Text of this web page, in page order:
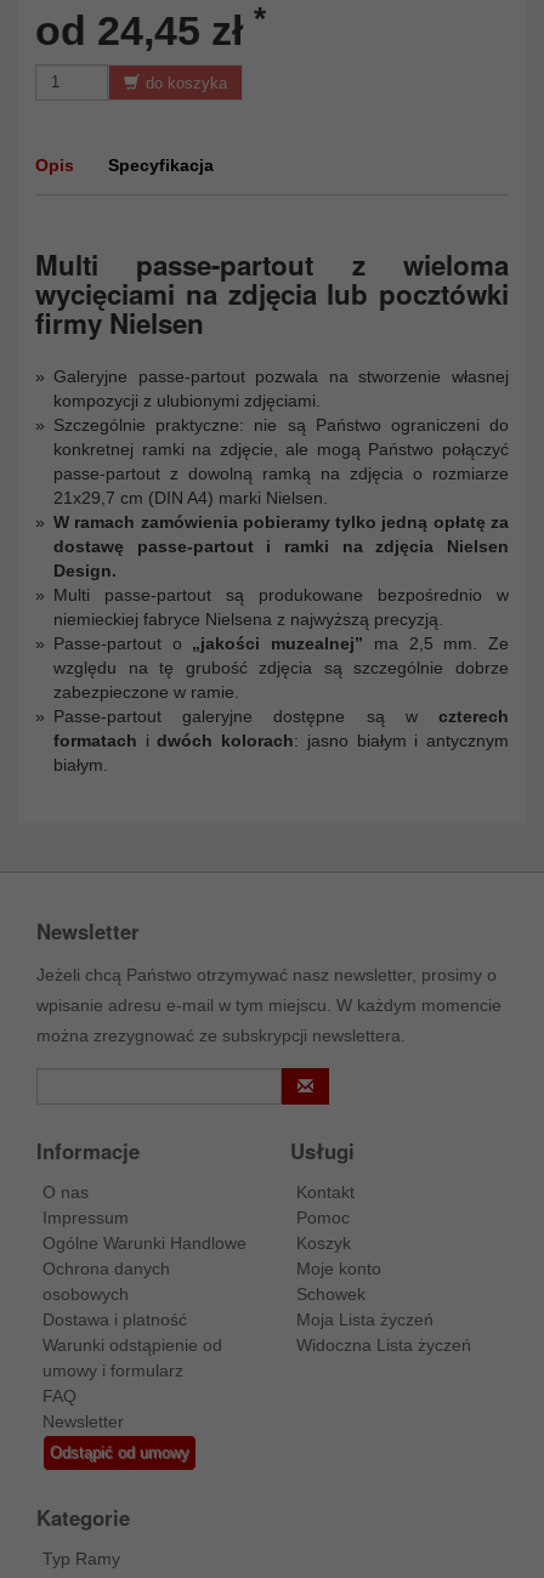
od 24,45 zł *
do koszyka
Opis Specyfikacja
Multi passe-partout z wieloma
wycięciami na zdjęcia lub pocztówki
firmy Nielsen
Galeryjne passe-partout pozwala na stworzenie własnej
kompozycji z ulubionymi zdjęciami.
Szczególnie praktyczne: nie są Państwo ograniczeni do
konkretnej ramki na zdjęcie, ale mogą Państwo połączyć
passe-partout z dowolną ramką na zdjęcia o rozmiarze
21x29,7 cm (DIN A4) marki Nielsen.
W ramach zamówienia pobieramy tylko jedną opłatę za
dostawę passe-partout i ramki na zdjęcia Nielsen
Design.
Multi passe-partout są produkowane bezpośrednio w
niemieckiej fabryce Nielsena z najwyższą precyzją.
Passe-partout o „jakości muzealnej” ma 2,5 mm. Ze
względu na tę grubość zdjęcia są szczególnie dobrze
zabezpieczone w ramie.
Passe-partout galeryjne dostępne są w czterech
formatach idwóch kolorach: jasno białym i antycznym
białym.
Newsletter
Jeżeli chcą Państwo otrzymywać nasz newsletter, prosimy o
wpisanie adresu e-mail w tym miejscu. W każdym momencie
można zrezygnować ze subskrypcji newslettera.
Informacje
O nas
Impressum
Ogólne Warunki Handlowe
Ochrona danych
osobowych
Dostawa i platność
Warunki odstąpienie od
umowy i formularz
FAQ
Newsletter
Odstąpić od umowy
Usługi
Kontakt
Pomoc
Koszyk
Moje konto
Schowek
Moja Lista życzeń
Widoczna Lista życzeń
Kategorie
Typ Ramy